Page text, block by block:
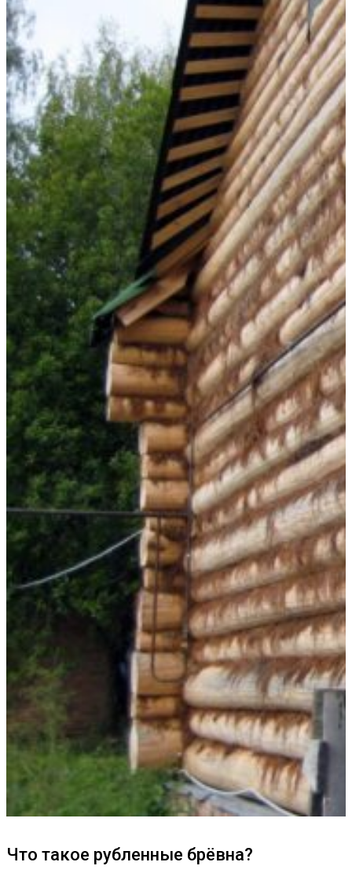
Что такое рубленные брёвна?